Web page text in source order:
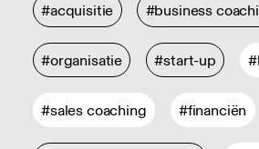
#acquisitie #business
#organisatie #start-up
#sales coaching #financiën